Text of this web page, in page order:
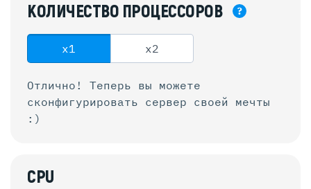
КОЛИЧЕСТВО ПРОЦЕССОРОВ ?
x1 x2
Отлично! Теперь вы можете
сконфигурировать сервер своей мечты
:)
CPU